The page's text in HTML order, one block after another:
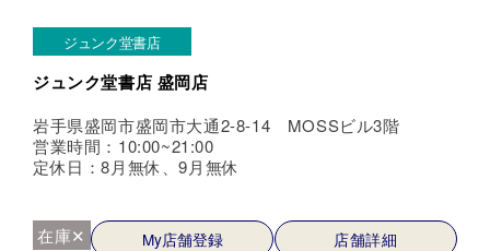
ジュンク堂書店
ジュンク堂書店 盛岡店
岩手県盛岡市盛岡市大通2-8-14 MOSSビル3階
営業時間：10:00~21:00
定休日：8月無休、9月無休
在庫✕ My店舗登録 店舗詳細